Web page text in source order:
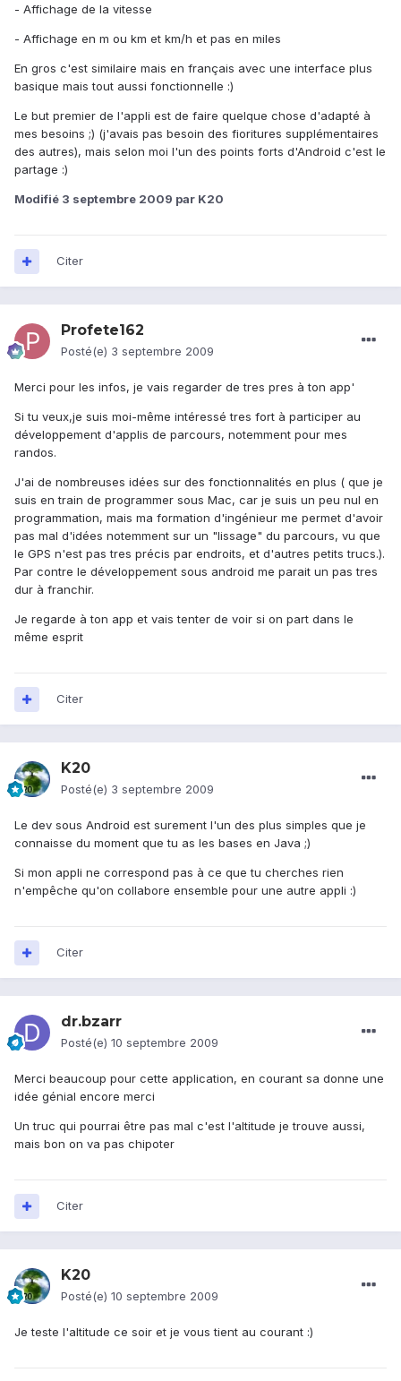
- Affichage de la vitesse
- Affichage en m ou km et km/h et pas en miles
En gros c'est similaire mais en français avec une interface plus
basique mais tout aussi fonctionnelle :)
Le but premier de l'appli est de faire quelque chose d'adapté à
mes besoins ;) (j'avais pas besoin des fioritures supplémentaires
des autres), mais selon moi l'un des points forts d'Android c'est le
partage :)
Modifié 3 septembre 2009 par K20
Citer
Profete162
Posté(e) 3 septembre 2009
Merci pour les infos, je vais regarder de tres pres à ton app'
Si tu veux,je suis moi-même intéressé tres fort à participer au
développement d'applis de parcours, notemment pour mes
randos.
J'ai de nombreuses idées sur des fonctionnalités en plus ( que je
suis en train de programmer sous Mac, car je suis un peu nul en
programmation, mais ma formation d'ingénieur me permet d'avoir
pas mal d'idées notemment sur un "lissage" du parcours, vu que
le GPS n'est pas tres précis par endroits, et d'autres petits trucs.).
Par contre le développement sous android me parait un pas tres
dur à franchir.
Je regarde à ton app et vais tenter de voir si on part dans le
même esprit
Citer
K20
Posté(e) 3 septembre 2009
Le dev sous Android est surement l'un des plus simples que je
connaisse du moment que tu as les bases en Java ;)
Si mon appli ne correspond pas à ce que tu cherches rien
n'empêche qu'on collabore ensemble pour une autre appli :)
Citer
dr.bzarr
Posté(e) 10 septembre 2009
Merci beaucoup pour cette application, en courant sa donne une
idée génial encore merci
Un truc qui pourrai être pas mal c'est l'altitude je trouve aussi,
mais bon on va pas chipoter
Citer
K20
Posté(e) 10 septembre 2009
Je teste l'altitude ce soir et je vous tient au courant :)